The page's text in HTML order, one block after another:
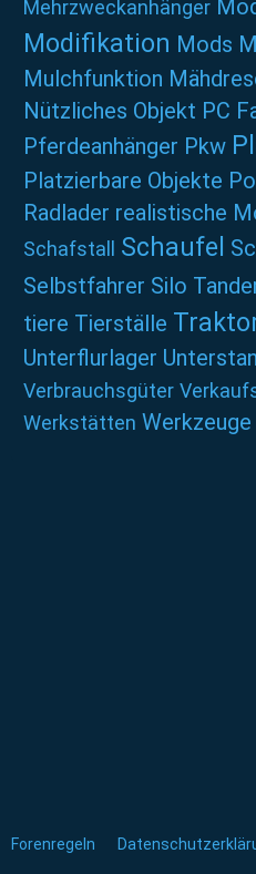
Mehrzweckanhänger
Modifikation Mods
Mulchfunktion
Nützliches Objekt PC
Pferdeanhänger Pkw
Platzierbare Objekte
Radlader realistische
Schafstall Schaufel
Selbstfahrer Silo
tiere Tierställe
Unterflurlager
Verbrauchsgüter
Werkstätten Werkzeuge
Forenregeln